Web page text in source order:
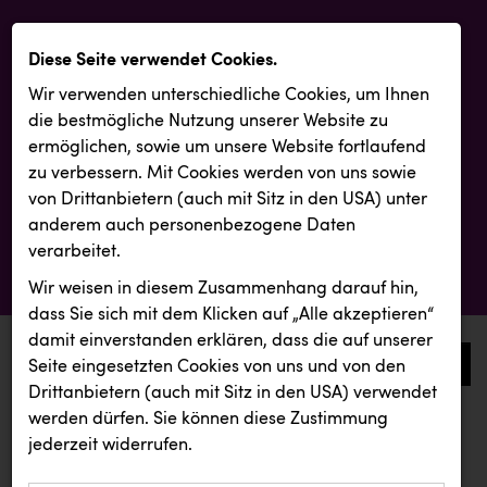
0
aktuelle aussendungen
aktuelle aussendungen
Diese Seite verwendet Cookies.
Wir verwenden unterschiedliche Cookies, um Ihnen
die best­mögliche Nutzung unserer Website zu
ermöglichen, sowie um unsere Website fortlaufend
zu verbessern. Mit Cookies werden von uns sowie
von Drittanbietern (auch mit Sitz in den USA) unter
anderem auch personenbezogene Daten
verarbeitet.
Wir weisen in diesem Zusammenhang darauf hin,
dass Sie sich mit dem Klicken auf „Alle akzeptieren“
damit ein­ver­standen erklären, dass die auf unserer
Seite eingesetzten Cookies von uns und von den
Drittanbietern (auch mit Sitz in den USA) verwendet
werden dürfen. Sie können diese Zustimmung
jederzeit widerrufen.